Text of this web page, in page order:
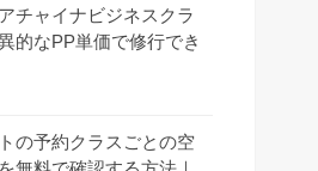
チャイナビジネスクラ
的なPP単価で修行でき
の予約クラスごとの空